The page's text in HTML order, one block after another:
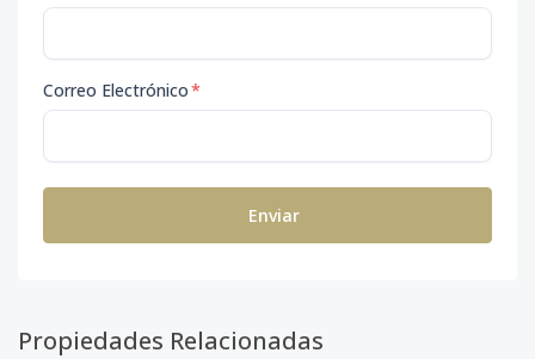
Correo Electrónico*
Enviar
Propiedades Relacionadas